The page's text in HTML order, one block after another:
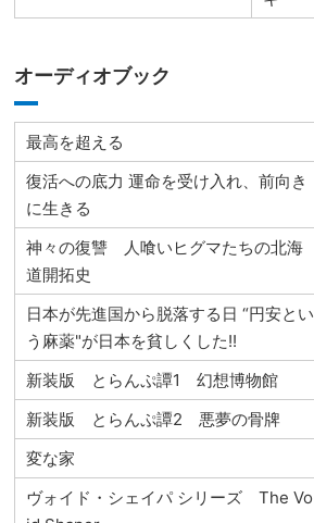
オーディオブック
最高を超える
復活への底力 運命を受け入れ、前向き
に生きる
神々の復讐 人喰いヒグマたちの北海
道開拓史
日本が先進国から脱落する日 “円安とい
う麻薬"が日本を貧しくした!!
新装版 とらんぷ譚1 幻想博物館
新装版 とらんぷ譚2 悪夢の骨牌
変な家
ヴォイド・シェイパ シリーズ The Vo